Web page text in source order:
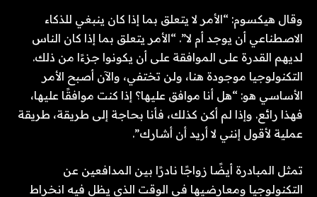
وقال هيكسوم: “الأمر لا يتعلق بما إذا كان ينبغي للذكاء
الاصطناعي أن يوجد أم لا”. “الأمر يتعلق بما إذا كان الناس
لديهم القدرة على الموافقة على أن يكونوا جزءًا من ذلك.
التكنولوجيا موجودة هنا، ولن تختفي، والآن أصبح الأمر
الأساسي هو: “هل أنا موافق عليها؟ إذا كنت موافقًا عليها،
فهذا رائع. وإذا لم أكن كذلك، فأنا بحاجة إلى طريقة، طريقة
عملية لأقول إنني لا أريد أن أشارك”.
تمثل المبادرة أيضًا زواجًا نادرًا بين المدافعين عن
التكنولوجيا ومعارضيها في الوقت الذي يظل فيه انخراط